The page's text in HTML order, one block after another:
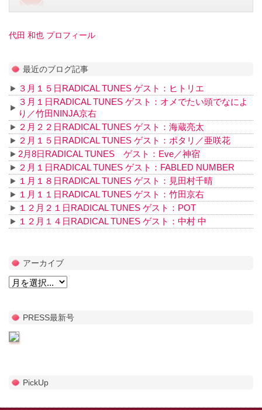
代田 和也 プロフィール
最近のブログ記事
３月１５日RADICAL TUNES ゲスト：ヒトリエ
３月１日RADICAL TUNES ゲスト：オメでたい頭でなによ
り／竹田NINJA京右
２月２２日RADICAL TUNES ゲスト：海蔵亮太
２月１５日RADICAL TUNES ゲスト：ポタリ／亜咲花
2月8日RADICAL TUNES ゲスト：Eve／神宿
２月１日RADICAL TUNES ゲスト：FABLED NUMBER
１月１８日RADICAL TUNES ゲスト：見田村千晴
１月１１日RADICAL TUNES ゲスト：竹田京右
１２月２１日RADICAL TUNES ゲスト：POT
１２月１４日RADICAL TUNES ゲスト：中村 中
アーカイブ
PRESS最新号
PickUp